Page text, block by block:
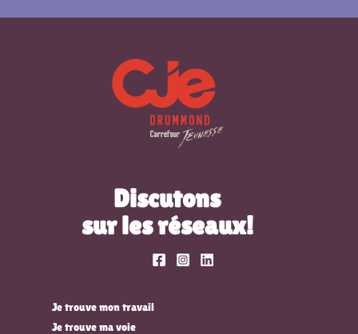
Discutons
sur les réseaux!
Je trouve mon travail
Je trouve ma voie